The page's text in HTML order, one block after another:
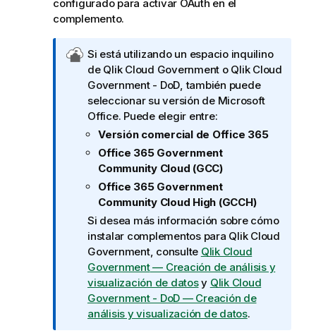
configurado para activar OAuth en el
complemento.
N
o
t
a
d
e
Q
k
l
o
u
d
G
o
v
Si está utilizando un espacio inquilino
de Qlik Cloud Government o Qlik Cloud
Government - DoD, también puede
seleccionar su versión de Microsoft
Office. Puede elegir entre:
Versión comercial de Office 365
Office 365 Government
Community Cloud (GCC)
Office 365 Government
Community Cloud High (GCCH)
Si desea más información sobre cómo
instalar complementos para Qlik Cloud
Government, consulte Qlik Cloud
Government— Creación de análisis y
visualización de datosy Qlik Cloud
Government - DoD — Creación de
análisis y visualización de datos.